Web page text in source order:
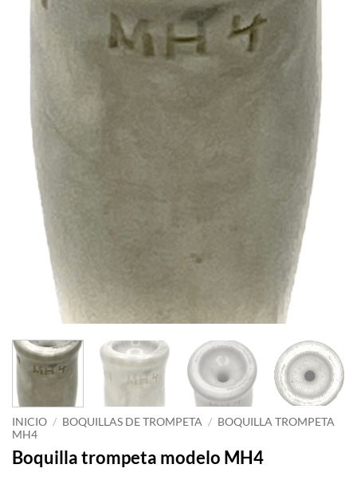
INICIO / BOQUILLAS DE TROMPETA / BOQUILLA TROMPETA
MH4
Boquilla trompeta modelo MH4